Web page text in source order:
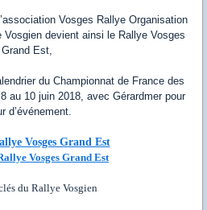
Vosges Rallye Organisation
Vosgien devient ainsi le Rallye Vosges
Grand Est,
du Championnat de France des
au 10 juin 2018, avec Gérardmer pour
d’événement.
Vosges Grand Est
Vosges Grand Est
du Rallye Vosgien